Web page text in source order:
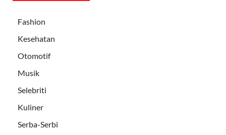
Fashion
Kesehatan
Otomotif
Musik
Selebriti
Kuliner
Serba-Serbi